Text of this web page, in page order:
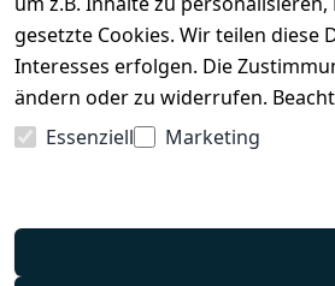
gesetzte Cookies. Wir teilen
Interesses erfolgen. Die
ändern oder zu widerrufen.
Essenziell
Marketing
AGB
Datenschutzerklärung
Widerrufsrecht